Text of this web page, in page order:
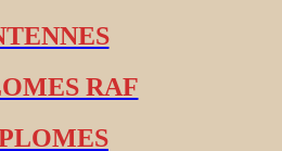
RAF